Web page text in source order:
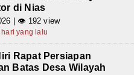
di Nias
| 👁 192 view
yang lalu
Rapat Persiapan
Batas Desa Wilayah